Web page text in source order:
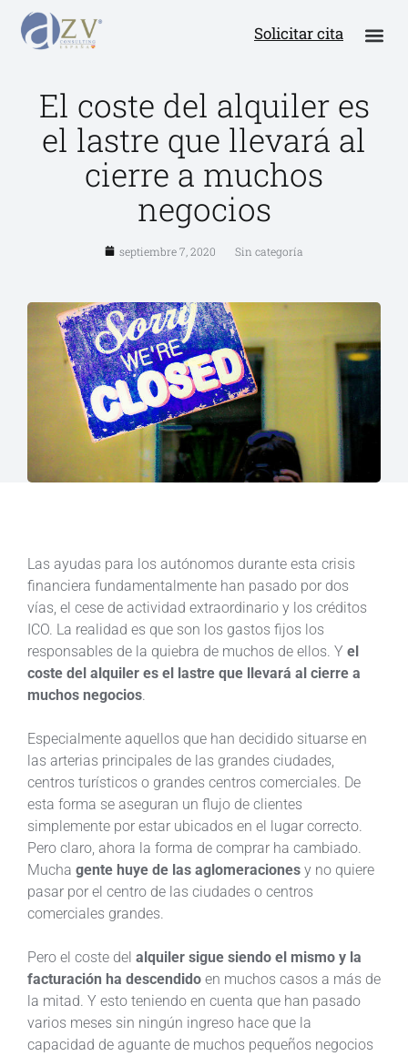
Solicitar cita
El coste del alquiler es
el lastre que llevará al
cierre a muchos
negocios
septiembre 7, 2020 Sin categoría
Las ayudas para los autónomos durante esta crisis
financiera fundamentalmente han pasado por dos
vías, el cese de actividad extraordinario y los créditos
ICO. La realidad es que son los gastos fijos los
responsables de la quiebra de muchos de ellos. Y el
coste del alquiler es el lastre que llevará al cierre a
muchos negocios.
Especialmente aquellos que han decidido situarse en
las arterias principales de las grandes ciudades,
centros turísticos o grandes centros comerciales. De
esta forma se aseguran un flujo de clientes
simplemente por estar ubicados en el lugar correcto.
Pero claro, ahora la forma de comprar ha cambiado.
Mucha gente huye de las aglomeraciones y no quiere
pasar por el centro de las ciudades o centros
comerciales grandes.
Pero el coste del alquiler sigue siendo el mismo y la
facturación ha descendido en muchos casos a más de
la mitad. Y esto teniendo en cuenta que han pasado
varios meses sin ningún ingreso hace que la
capacidad de aguante de muchos pequeños negocios